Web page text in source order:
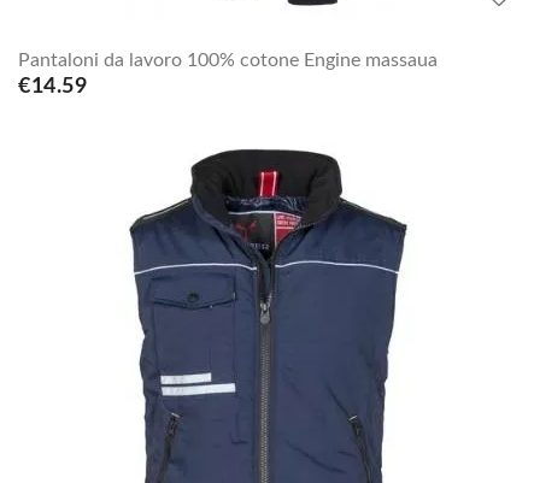
Pantaloni da lavoro 100% cotone Engine massaua
€14.59